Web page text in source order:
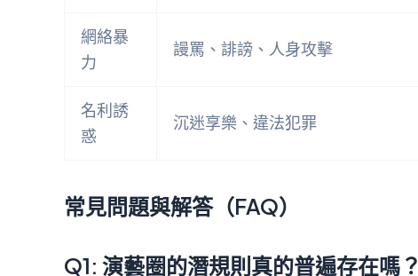
網絡暴
力
謾罵、誹謗、人身攻擊
名利誘
惑
沉迷享樂、違法犯罪
常見問題與解答（FAQ）
Q1: 演藝圈的潛規則真的普遍存在嗎？